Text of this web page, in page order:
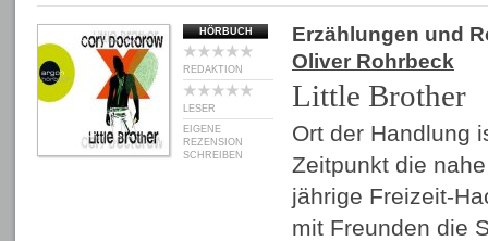
HÖRBUCH
REDAKTION
LESER
EIGENE
REZENSION
SCHREIBEN
Erzählungen und
Oliver Rohrbeck
Little Brother
Ort der Handlung
Zeitpunkt die
jährige Freizeit-
mit Freunden die